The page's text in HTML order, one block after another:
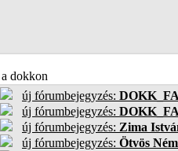
dokkon
új fórumbejegyzés:
új fórumbejegyzés:
új fórumbejegyzés: Zima
új fórumbejegyzés: Ötvös